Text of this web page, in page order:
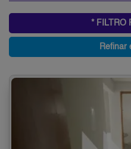
* FILTRO
Refinar